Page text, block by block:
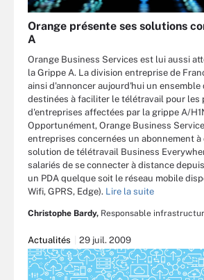
Orange présente ses solutions
A
Orange Business Services est lui aussi
la Grippe A. La division entreprise de
ainsi d'annoncer aujourd'hui un
destinées à faciliter le télétravail pour les
d'entreprises affectées par la grippe A/
Opportunément, Orange Business
entreprises concernées un abonnement à
solution de télétravail Business
salariés de se connecter à distance
un PDA quelque soit le réseau mobile
Wifi, GPRS, Edge). Lire la suite
Christophe Bardy, Responsable
Actualités 29 juil. 2009